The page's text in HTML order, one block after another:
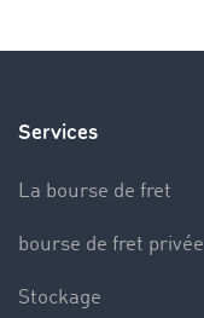
Services
La bourse de fret
bourse de fret privée
Stockage